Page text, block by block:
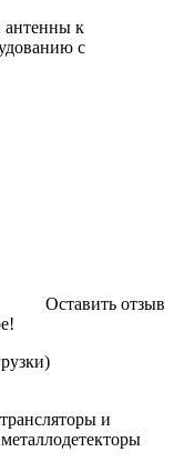
антенны к
с
Оставить отзыв
и